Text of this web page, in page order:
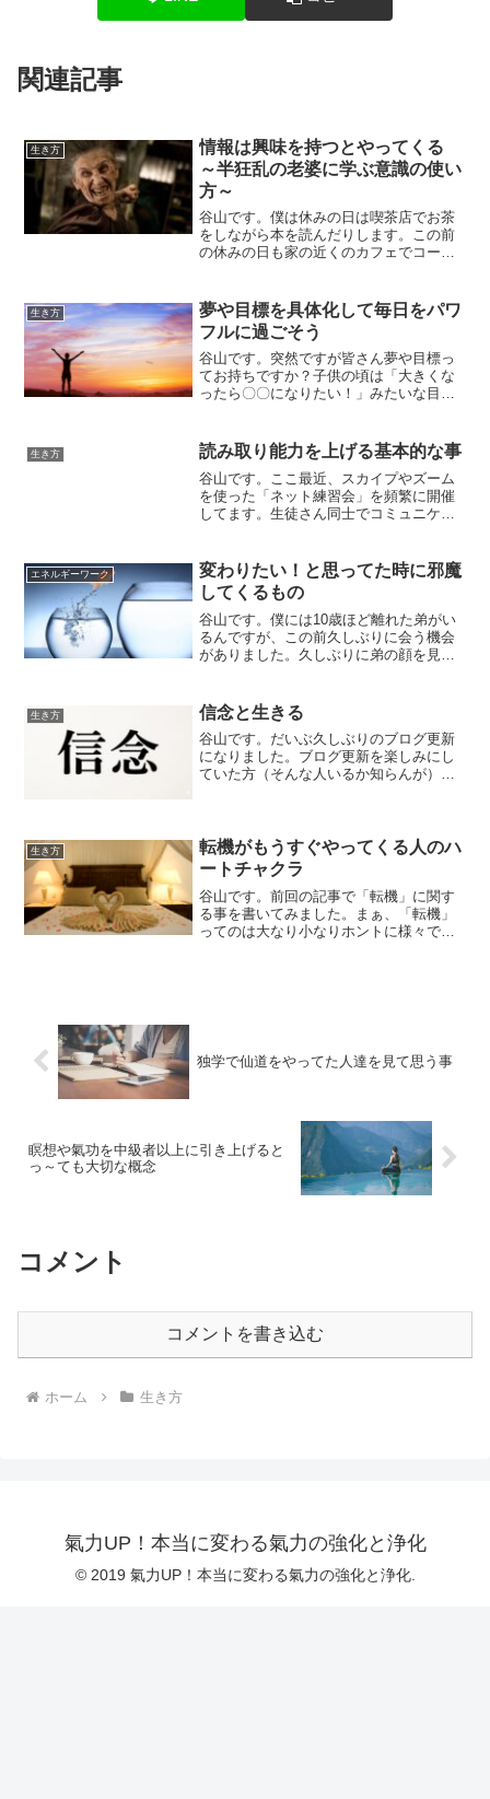
関連記事
生き方
情報は興味を持つとやってくる
～半狂乱の老婆に学ぶ意識の使い
方～
谷山です。僕は休みの日は喫茶店でお茶
をしながら本を読んだりします。この前
の休みの日も家の近くのカフェでコーヒ
しても周囲の声などが入ってきてしまい
あまり集中できなかったり...
生き方
夢や目標を具体化して毎日をパワ
フルに過ごそう
谷山です。突然ですが皆さん夢や目標っ
てお持ちですか？子供の頃は「大きくな
ったら〇〇になりたい！」みたいな目標
ゃないかと思います。でも、夢や目標を
持つ事、このブログ的な言...
生き方 読み取り能力を上げる基本的な事
谷山です。ここ最近、スカイプやズーム
を使った「ネット練習会」を頻繁に開催
してます。生徒さん同士でコミュニケー
得てもらったり、シンプルに能力向上し
てもらうのが目的です。そ...
エネルギーワーク
変わりたい！と思ってた時に邪魔
してくるもの
谷山です。僕には10歳ほど離れた弟がい
るんですが、この前久しぶりに会う機会
がありました。久しぶりに弟の顔を見た
その違和感の正体に氣付きました。久し
ぶりに見る弟は・・・・...
生き方 信念と生きる
谷山です。だいぶ久しぶりのブログ更新
になりました。ブログ更新を楽しみにし
ていた方（そんな人いるか知らんが）大
ていました。今回はその理...
生き方
転機がもうすぐやってくる人のハ
ートチャクラ
谷山です。前回の記事で「転機」に関す
る事を書いてみました。まぁ、「転機」
ってのは大なり小なりホントに様々で、
独学で仙道をやってた人達を見て思う事
瞑想や氣功を中級者以上に引き上げると
っ～ても大切な概念
コメント
コメントを書き込む
ホーム 生き方
氣力UP！本当に変わる氣力の強化と浄化
© 2019 氣力UP！本当に変わる氣力の強化と浄化.